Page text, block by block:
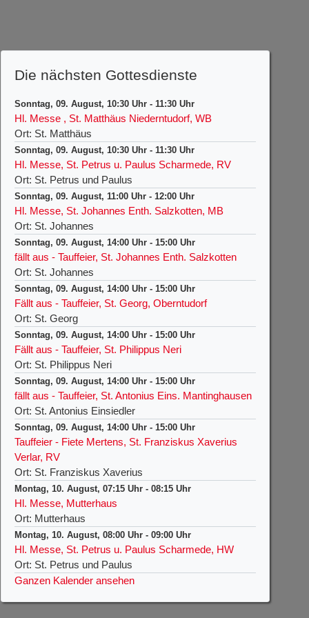
Die nächsten Gottesdienste
Sonntag, 09. August, 10:30 Uhr - 11:30 Uhr
Hl. Messe , St. Matthäus Niederntudorf, WB
Ort: St. Matthäus
Sonntag, 09. August, 10:30 Uhr - 11:30 Uhr
Hl. Messe, St. Petrus u. Paulus Scharmede, RV
Ort: St. Petrus und Paulus
Sonntag, 09. August, 11:00 Uhr - 12:00 Uhr
Hl. Messe, St. Johannes Enth. Salzkotten, MB
Ort: St. Johannes
Sonntag, 09. August, 14:00 Uhr - 15:00 Uhr
fällt aus - Tauffeier, St. Johannes Enth. Salzkotten
Ort: St. Johannes
Sonntag, 09. August, 14:00 Uhr - 15:00 Uhr
Fällt aus - Tauffeier, St. Georg, Oberntudorf
Ort: St. Georg
Sonntag, 09. August, 14:00 Uhr - 15:00 Uhr
Fällt aus - Tauffeier, St. Philippus Neri
Ort: St. Philippus Neri
Sonntag, 09. August, 14:00 Uhr - 15:00 Uhr
fällt aus - Tauffeier, St. Antonius Eins. Mantinghausen
Ort: St. Antonius Einsiedler
Sonntag, 09. August, 14:00 Uhr - 15:00 Uhr
Tauffeier - Fiete Mertens, St. Franziskus Xaverius
Verlar, RV
Ort: St. Franziskus Xaverius
Montag, 10. August, 07:15 Uhr - 08:15 Uhr
Hl. Messe, Mutterhaus
Ort: Mutterhaus
Montag, 10. August, 08:00 Uhr - 09:00 Uhr
Hl. Messe, St. Petrus u. Paulus Scharmede, HW
Ort: St. Petrus und Paulus
Ganzen Kalender ansehen